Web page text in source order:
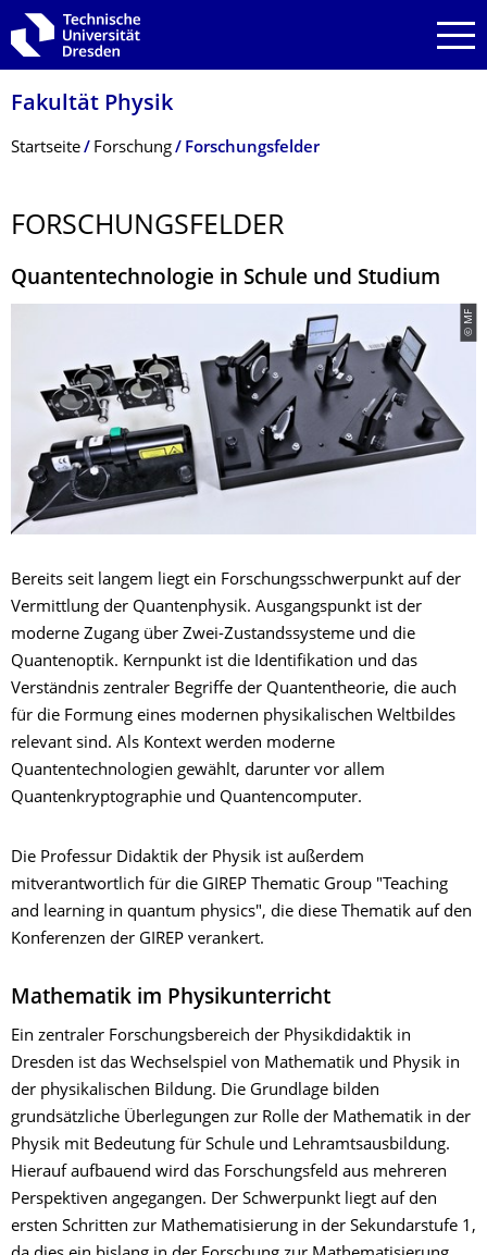
Zur Hauptnavigation springen
Zur Suche springen
Zum Inhalt springen
Fakultät Physik
Breadcrumb-Menü
Startseite Forschung Forschungsfelder
FORSCHUNGSFEL­DER
Quantentechnologie in Schule und Studium
© MF
Bereits seit langem liegt ein Forschungsschwerpunkt auf der
Vermittlung der Quantenphysik. Ausgangspunkt ist der
moderne Zugang über Zwei-Zustandssysteme und die
Quantenoptik. Kernpunkt ist die Identifikation und das
Verständnis zentraler Begriffe der Quantentheorie, die auch
für die Formung eines modernen physikalischen Weltbildes
relevant sind. Als Kontext werden moderne
Quantentechnologien gewählt, darunter vor allem
Quantenkryptographie und Quantencomputer.
Die Professur Didaktik der Physik ist außerdem
mitverantwortlich für die GIREP Thematic Group "Teaching
and learning in quantum physics", die diese Thematik auf den
Konferenzen der GIREP verankert.
Mathematik im Physikunterricht
Ein zentraler Forschungsbereich der Physikdidaktik in
Dresden ist das Wechselspiel von Mathematik und Physik in
der physikalischen Bildung. Die Grundlage bilden
grundsätzliche Überlegungen zur Rolle der Mathematik in der
Physik mit Bedeutung für Schule und Lehramtsausbildung.
Hierauf aufbauend wird das Forschungsfeld aus mehreren
Perspektiven angegangen. Der Schwerpunkt liegt auf den
ersten Schritten zur Mathematisierung in der Sekundarstufe 1,